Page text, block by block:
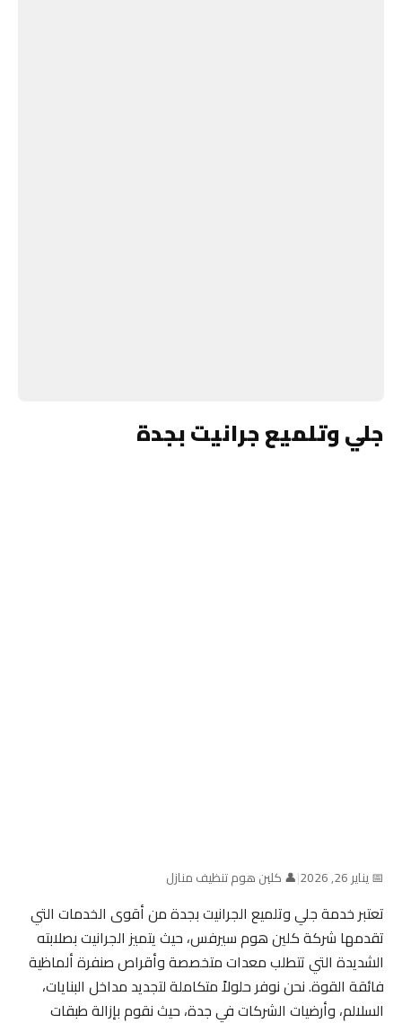
جلي وتلميع جرانيت بجدة
📅 يناير 26, 2026 |👤 كلين هوم تنظيف منازل
تعتبر خدمة جلي وتلميع الجرانيت بجدة من أقوى الخدمات التي
تقدمها شركة كلين هوم سيرفس، حيث يتميز الجرانيت بصلابته
الشديدة التي تتطلب معدات متخصصة وأقراص صنفرة ألماظية
فائقة القوة. نحن نوفر حلولاً متكاملة لتجديد مداخل البنايات،
السلالم، وأرضيات الشركات في جدة، حيث نقوم بإزالة طبقات